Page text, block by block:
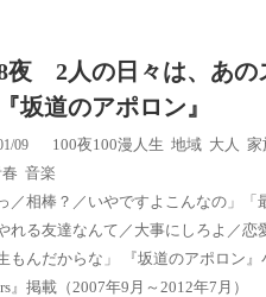
夜 2人の日々は、あの
坂道のアポロン』
09 100夜100漫 人生 地域 大人 家
音楽
／相棒？／いやですよこんなの」
れる友達なんて／大事にしろよ／恋
もんだからな」 『坂道のアポロン
』掲載（2007年9月～2012年7月